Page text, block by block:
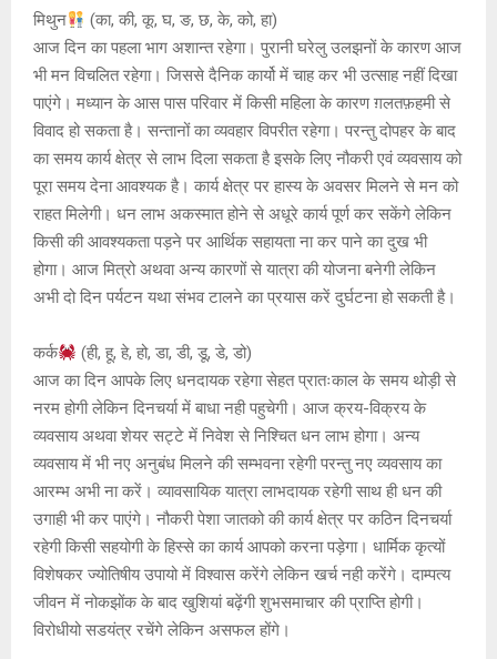
मिथुन
(का, की, कू, घ, ङ, छ, के, को, हा)
आज दिन का पहला भाग अशान्त रहेगा। पुरानी घरेलु उलझनों के कारण आज
भी मन विचलित रहेगा। जिससे दैनिक कार्यो में चाह कर भी उत्साह नहीं दिखा
पाएंगे। मध्यान के आस पास परिवार में किसी महिला के कारण ग़लतफ़हमी से
विवाद हो सकता है। सन्तानों का व्यवहार विपरीत रहेगा। परन्तु दोपहर के बाद
का समय कार्य क्षेत्र से लाभ दिला सकता है इसके लिए नौकरी एवं व्यवसाय को
पूरा समय देना आवश्यक है। कार्य क्षेत्र पर हास्य के अवसर मिलने से मन को
राहत मिलेगी। धन लाभ अकस्मात होने से अधूरे कार्य पूर्ण कर सकेंगे लेकिन
किसी की आवश्यकता पड़ने पर आर्थिक सहायता ना कर पाने का दुख भी
होगा। आज मित्रो अथवा अन्य कारणों से यात्रा की योजना बनेगी लेकिन
अभी दो दिन पर्यटन यथा संभव टालने का प्रयास करें दुर्घटना हो सकती है।
कर्क
(ही, हू, हे, हो, डा, डी, डू, डे, डो)
आज का दिन आपके लिए धनदायक रहेगा सेहत प्रातःकाल के समय थोड़ी से
नरम होगी लेकिन दिनचर्या में बाधा नही पहुचेगी। आज क्रय-विक्रय के
व्यवसाय अथवा शेयर सट्टे में निवेश से निश्चित धन लाभ होगा। अन्य
व्यवसाय में भी नए अनुबंध मिलने की सम्भवना रहेगी परन्तु नए व्यवसाय का
आरम्भ अभी ना करें। व्यावसायिक यात्रा लाभदायक रहेगी साथ ही धन की
उगाही भी कर पाएंगे। नौकरी पेशा जातको की कार्य क्षेत्र पर कठिन दिनचर्या
रहेगी किसी सहयोगी के हिस्से का कार्य आपको करना पड़ेगा। धार्मिक कृत्यों
विशेषकर ज्योतिषीय उपायो में विश्वास करेंगे लेकिन खर्च नही करेंगे। दाम्पत्य
जीवन में नोकझोंक के बाद खुशियां बढ़ेंगी शुभसमाचार की प्राप्ति होगी।
विरोधीयो सडयंत्र रचेंगे लेकिन असफल होंगे।